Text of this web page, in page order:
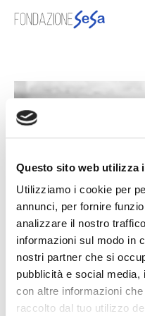
Questo sito web utilizza
Utilizziamo i cookie per
annunci, per fornire
analizzare il nostro
informazioni sul modo in
nostri partner che si
pubblicità e social media,
con altre informazioni
raccolto dal tuo utilizzo
08/02/2016
Servizio
È stato attivato lunedì 1